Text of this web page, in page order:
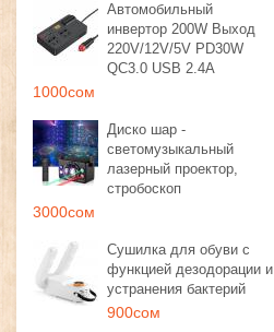
Автомобильный
инвертор 200W Выход
220V/12V/5V PD30W
QC3.0 USB 2.4A
1000сом
Диско шар -
светомузыкальный
лазерный проектор,
стробоскоп
3000сом
Сушилка для обуви с
функцией дезодорации и
устранения бактерий
900сом